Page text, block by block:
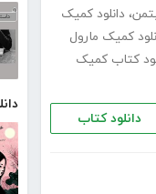
، دانلود کمیک
کمیک مارول
کتاب کمیک
دانلود کتاب